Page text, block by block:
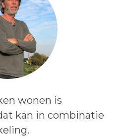
wonen is
kan in combinatie